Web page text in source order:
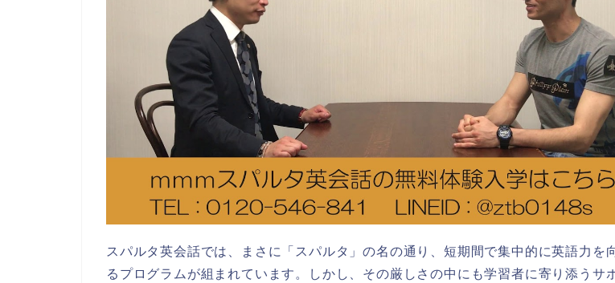
スパルタ英会話では、まさに「スパルタ」の名の通り、短期間で集中的に英語力を
るプログラムが組まれています。しかし、その厳しさの中にも学習者に寄り添うサ